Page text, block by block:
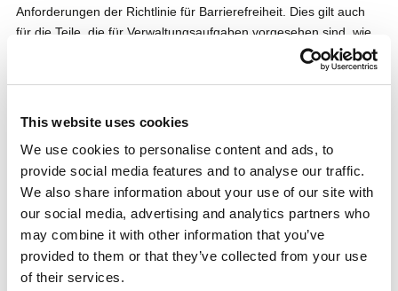
This website uses cookies
We use cookies to personalise content and ads, to
provide social media features and to analyse our traffic.
We also share information about your use of our site with
our social media, advertising and analytics partners who
may combine it with other information that you’ve
provided to them or that they’ve collected from your use
of their services.
Anforderungen der Richtlinie für Barrierefreiheit. Dies gilt auch
für die Teile, die für Verwaltungsaufgaben vorgesehen sind, wie
z.B. die Videoverwaltung, CMS-Tools für Webredakteure usw.
Interne Systeme wie die Fallverwaltung, die Personalverwaltung
benutzerfreundlich, einfach und effizient zu gestalten.
Barrierefreiheit
Sicherheit